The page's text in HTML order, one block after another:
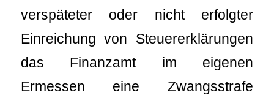
verspäteter oder nicht erfolgter
Einreichung von Steuererklärungen
das Finanzamt im eigenen
Ermessen eine Zwangsstrafe